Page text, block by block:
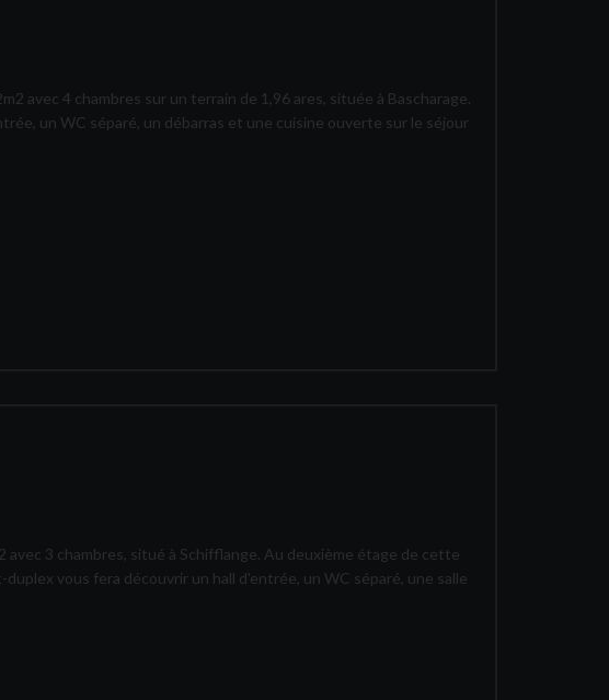
avec 4 chambres sur un terrain de 1,96 ares, située à Bascharage.
un WC séparé, un débarras et une cuisine ouverte sur le séjour
3 chambres, situé à Schifflange. Au deuxième étage de cette
vous fera découvrir un hall d'entrée, un WC séparé, une salle